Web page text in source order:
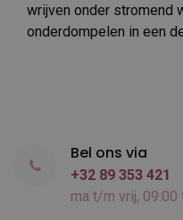
wrijven onder stromend
onderdompelen in een
Bel ons via
+32 89 353 421
ma t/m vrij, 09:00